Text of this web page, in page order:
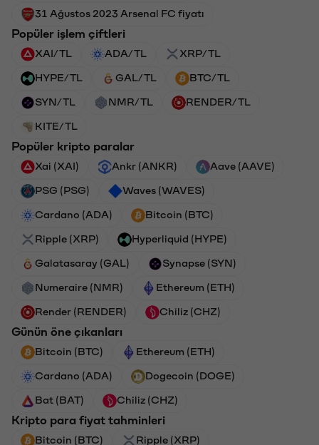
31 Ağustos 2023 Arsenal FC fiyatı
Popüler işlem çiftleri
XAI/TL ADA/TL XRP/TL
HYPE/TL GAL/TL BTC/TL
SYN/TL NMR/TL RENDER/TL
KITE/TL
Popüler kripto paralar
Xai (XAI) Ankr (ANKR) Aave (AAVE)
PSG (PSG) Waves (WAVES)
Cardano (ADA) Bitcoin (BTC)
Ripple (XRP) Hyperliquid (HYPE)
Galatasaray (GAL) Synapse (SYN)
Numeraire (NMR) Ethereum (ETH)
Render (RENDER) Chiliz (CHZ)
Günün öne çıkanları
Bitcoin (BTC) Ethereum (ETH)
Cardano (ADA) Dogecoin (DOGE)
Bat (BAT) Chiliz (CHZ)
Kripto para fiyat tahminleri
Bitcoin (BTC) Ripple (XRP)